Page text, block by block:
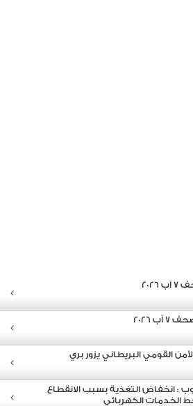
2026
2026
القومي البريطاني يزور بري
: انخفاض التغذية بسبب الانقطاع
الخدمات الكهربائي